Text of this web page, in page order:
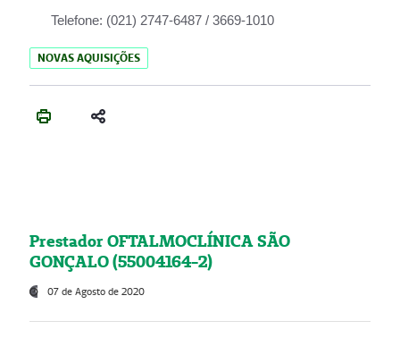
Telefone: (021) 2747-6487 / 3669-1010
NOVAS AQUISIÇÕES
Prestador OFTALMOCLÍNICA SÃO
GONÇALO (55004164-2)
07 de Agosto de 2020